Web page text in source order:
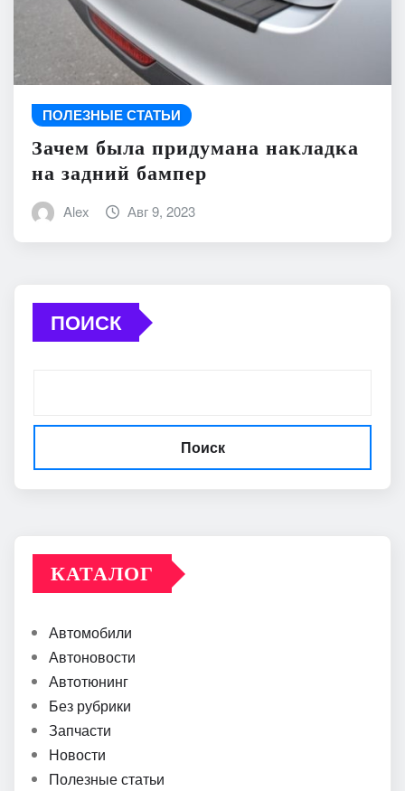
ПОЛЕЗНЫЕ СТАТЬИ
Зачем была придумана накладка
на задний бампер
Alex Авг 9, 2023
ПОИСК
Поиск
КАТАЛОГ
Автомобили
Автоновости
Автотюнинг
Без рубрики
Запчасти
Новости
Полезные статьи